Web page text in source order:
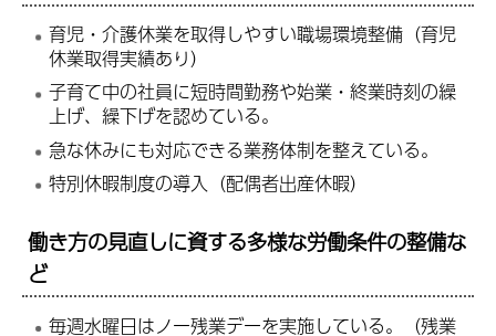
育児・介護休業を取得しやすい職場環境整備（育児
休業取得実績あり）
子育て中の社員に短時間勤務や始業・終業時刻の繰
上げ、繰下げを認めている。
急な休みにも対応できる業務体制を整えている。
特別休暇制度の導入（配偶者出産休暇）
働き方の見直しに資する多様な労働条件の整備な
ど
毎週水曜日はノー残業デーを実施している。（残業